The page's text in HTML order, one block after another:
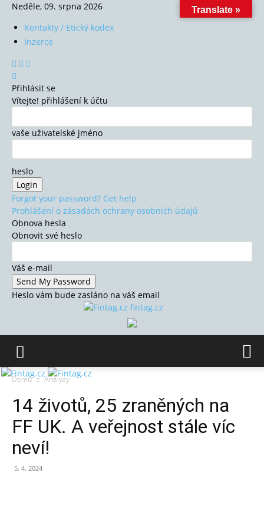
Neděle, 09. srpna 2026
Kontakty / Etický kodex
Inzerce
Přihlásit se
Vítejte! přihlášení k účtu
vaše uživatelské jméno
heslo
Forgot your password? Get help
Prohlášení o zásadách ochrany osobních údajů
Obnova hesla
Obnovit své heslo
Váš e-mail
Heslo vám bude zasláno na váš email
fintag.cz
Domů Analýzy
14 životů, 25 zraněných na
FF UK. A veřejnost stále víc
neví!
5. 4. 2024
Translate »